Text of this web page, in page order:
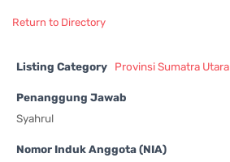
Return to Directory
Listing Category Provinsi Sumatra Utara
Penanggung Jawab
Syahrul
Nomor Induk Anggota (NIA)